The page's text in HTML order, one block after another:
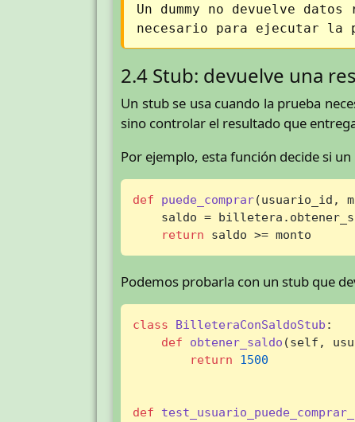
Un dummy no devuelve
necesario para ejecutar la
2.4 Stub: devuelve una
Un stub se usa cuando la prueba
sino controlar el resultado que
Por ejemplo, esta función decide si
def puede_comprar(usuario_id,
saldo =
return saldo >= monto
Podemos probarla con un stub que
class BilleteraConSaldoStub :
def
obtener_saldo (self,
return
1500
def